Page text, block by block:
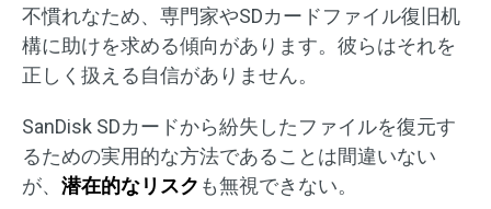
不慣れなため、専門家やSDカードファイル復旧机
構に助けを求める傾向があります。彼らはそれを
正しく扱える自信がありません。
SanDisk SDカードから紛失したファイルを復元す
るための実用的な方法であることは間違いない
が、 潜在的なリスク も無視できない。